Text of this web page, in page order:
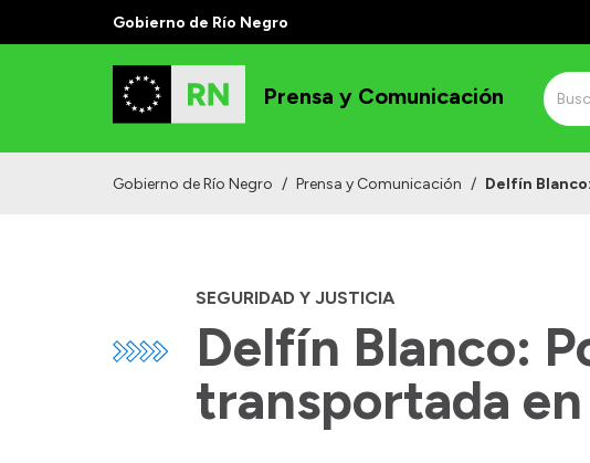
Gobierno de Río Negro
Prensa y Comunicación
Gobierno de Río Negro / Prensa y Comunicación / Delfín
SEGURIDAD Y JUSTICIA
Delfín Blanco:
transportada